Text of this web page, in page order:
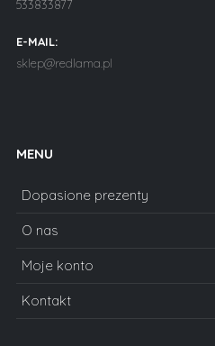
533833877
E-MAIL:
sklep@redlama.pl
MENU
Dopasione prezenty
O nas
Moje konto
Kontakt